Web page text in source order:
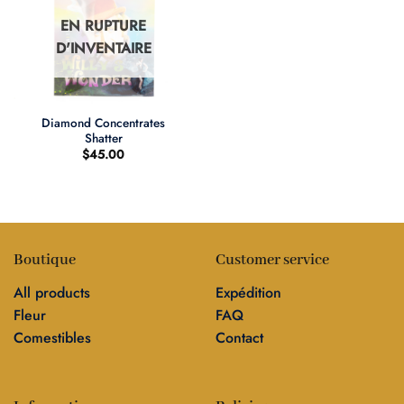
EN RUPTURE
D'INVENTAIRE
Diamond Concentrates
Shatter
$45.00
Boutique
All products
Fleur
Comestibles
Customer service
Expédition
FAQ
Contact